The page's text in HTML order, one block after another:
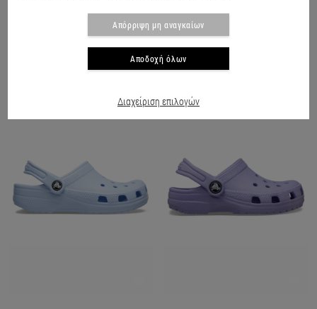
Classic Clog Kids Ροζ
€45.00
Απόρριψη μη αναγκαίων
Αποδοχή όλων
Διαχείριση επιλογών